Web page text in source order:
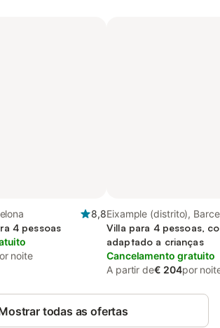
8,8
4 pessoas
noite
Eixample (distrito),
Villa para 4 pessoas,
adaptado a crianças
Cancelamento gratuito
A partir de€ 204por
todas as ofertas